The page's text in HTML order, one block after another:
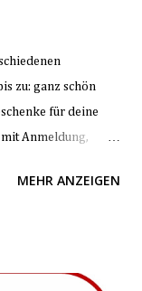
zu: ganz schön
für deine
Anmeldung,
MEHR ANZEIGEN